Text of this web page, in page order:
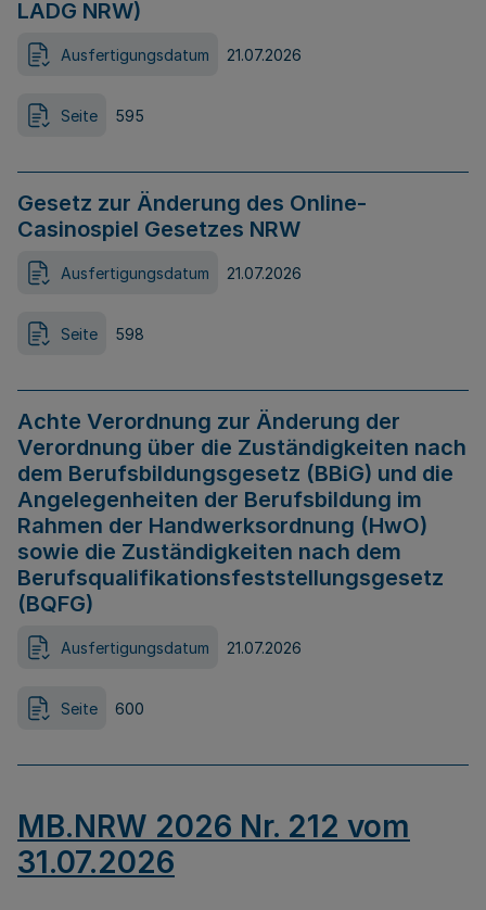
LADG NRW)
Ausfertigungsdatum 21.07.2026
Seite 595
Gesetz zur Änderung des Online-
Casinospiel Gesetzes NRW
Ausfertigungsdatum 21.07.2026
Seite 598
Achte Verordnung zur Änderung der
Verordnung über die Zuständigkeiten nach
dem Berufsbildungsgesetz (BBiG) und die
Angelegenheiten der Berufsbildung im
Rahmen der Handwerksordnung (HwO)
sowie die Zuständigkeiten nach dem
Berufsqualifikationsfeststellungsgesetz
(BQFG)
Ausfertigungsdatum 21.07.2026
Seite 600
MB.NRW 2026 Nr. 212 vom
31.07.2026